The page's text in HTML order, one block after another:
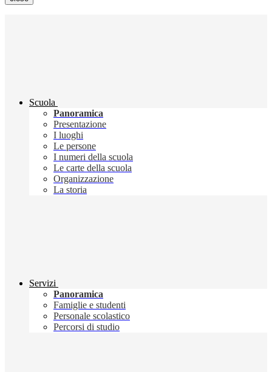
Scuola
Panoramica
Presentazione
I luoghi
Le persone
I numeri della scuola
Le carte della scuola
Organizzazione
La storia
Servizi
Panoramica
Famiglie e studenti
Personale scolastico
Percorsi di studio